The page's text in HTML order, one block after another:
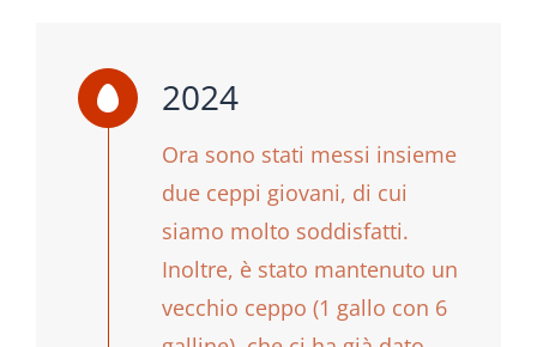
2024
Ora sono stati messi insieme
due ceppi giovani, di cui
siamo molto soddisfatti.
Inoltre, è stato mantenuto un
vecchio ceppo (1 gallo con 6